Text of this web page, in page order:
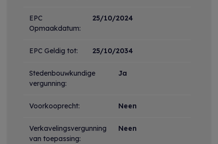
EPC
Opmaakdatum:
25/10/2024
EPC Geldig tot: 25/10/2034
Stedenbouwkundige
vergunning:
Ja
Voorkooprecht: Neen
Verkavelingsvergunning
van toepassing:
Neen